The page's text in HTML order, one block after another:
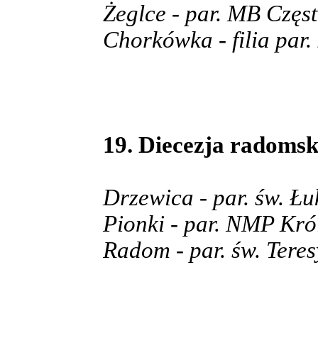
Żeglce - par. MB
Chorkówka - filia par.
19. Diecezja
Drzewica - par. św.
Pionki - par. NMP
Radom - par. św.